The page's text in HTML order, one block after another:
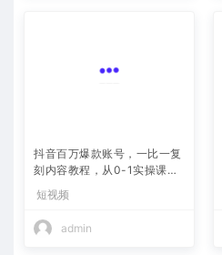
抖音百万爆款账号，一比一复
刻内容教程，从0-1实操课，
小白也能学会，复制爆款，月
入10w+
短视频
admin